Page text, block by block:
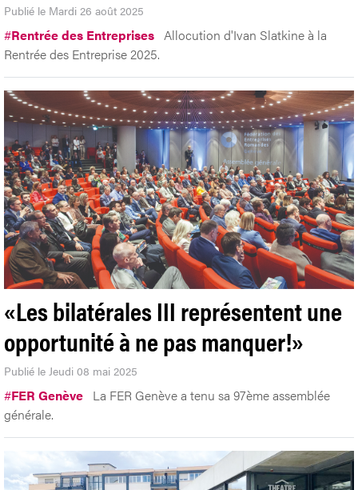
Publié le Mardi 26 août 2025
#Rentrée des Entreprises Allocution d'Ivan Slatkine à la
Rentrée des Entreprise 2025.
«Les bilatérales III représentent une
opportunité à ne pas manquer!»
Publié le Jeudi 08 mai 2025
#FER Genève La FER Genève a tenu sa 97ème assemblée
générale.